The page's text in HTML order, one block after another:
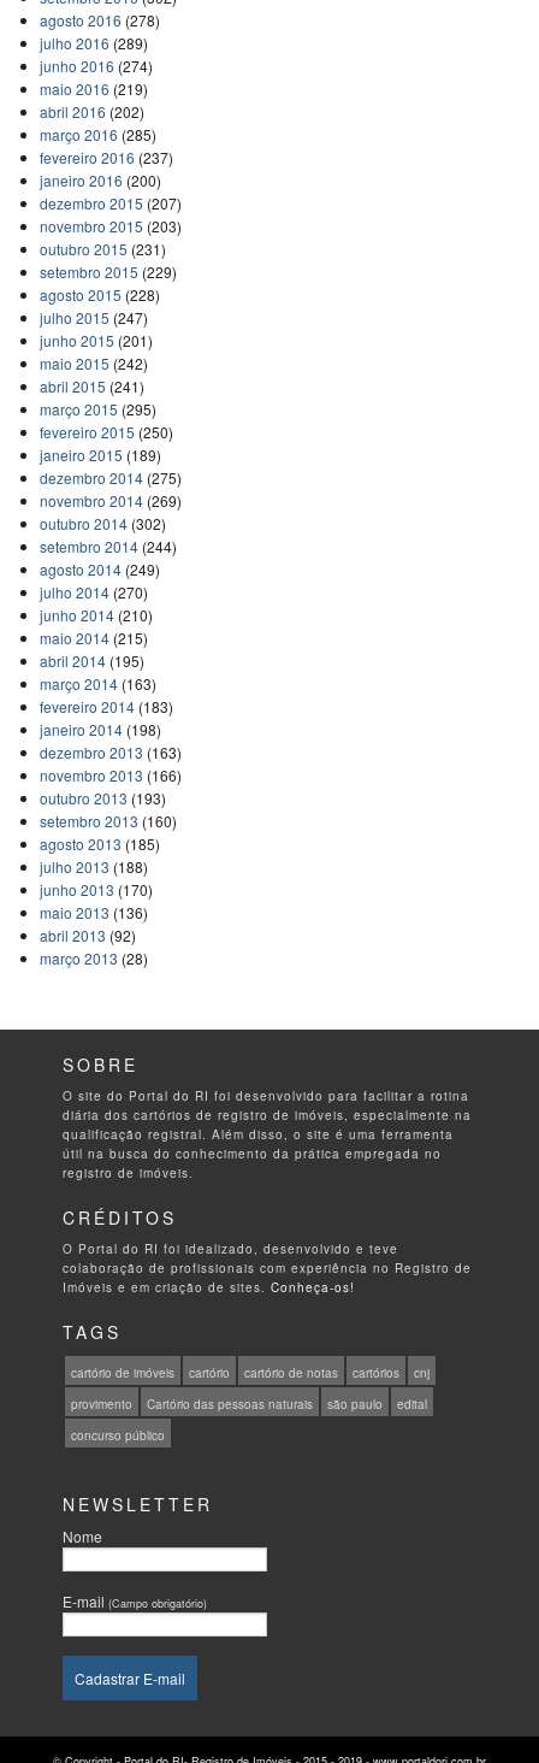
agosto 2016 (278)
julho 2016 (289)
junho 2016 (274)
maio 2016 (219)
abril 2016 (202)
março 2016 (285)
fevereiro 2016 (237)
janeiro 2016 (200)
dezembro 2015 (207)
novembro 2015 (203)
outubro 2015 (231)
setembro 2015 (229)
agosto 2015 (228)
julho 2015 (247)
junho 2015 (201)
maio 2015 (242)
abril 2015 (241)
março 2015 (295)
fevereiro 2015 (250)
janeiro 2015 (189)
dezembro 2014(275)
novembro 2014(269)
outubro 2014(302)
setembro 2014(244)
agosto 2014(249)
julho 2014(270)
junho 2014(210)
maio 2014(215)
abril 2014(195)
março 2014(163)
fevereiro 2014(183)
janeiro 2014(198)
dezembro 2013 (163)
novembro 2013 (166)
outubro 2013 (193)
setembro 2013 (160)
agosto 2013 (185)
julho 2013 (188)
junho 2013 (170)
maio 2013 (136)
abril 2013 (92)
março 2013 (28)
SOBRE
O site do Portal do RI foi desenvolvido para facilitar a rotina
diária dos cartórios de registro de imóveis, especialmente na
qualificação registral. Além disso, o site é uma ferramenta
útil na busca do conhecimento da prática empregada no
registro de imóveis.
CRÉDITOS
O Portal do RI foi idealizado, desenvolvido e teve
colaboração de profissionais com experiência no Registro de
Imóveis e em criação de sites.Conheça-os!
TAGS
cartório de imóveis cartório cartório de notas cartórios
cnj
provimento
Cartório das pessoas naturais são paulo
edital
concurso público
NEWSLETTER
Nome
E-mail(Campo obrigatório)